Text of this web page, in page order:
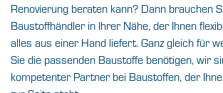
Renovierung beraten kann? Dann brauchen
Baustoffhändler in Ihrer Nähe, der Ihnen
alles aus einer Hand liefert. Ganz gleich für
Sie die passenden Baustoffe benötigen, wir
kompetenter Partner bei Baustoffen, der